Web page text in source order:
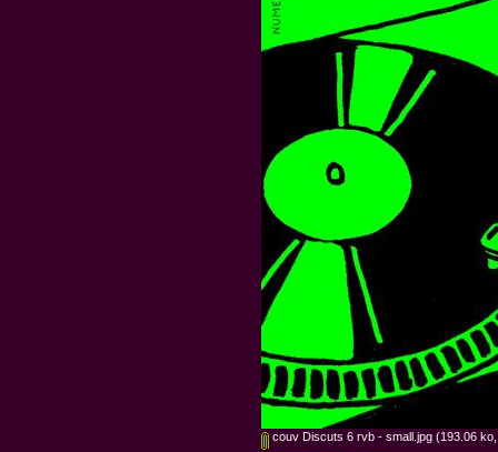
couv Discuts 6 rvb - small.jpg (193.06